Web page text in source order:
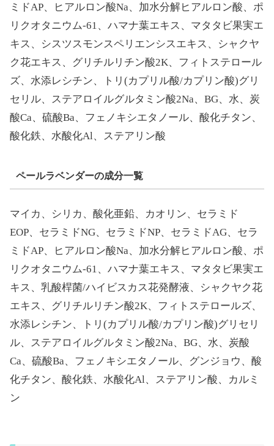
ミドAP、ヒアルロン酸Na、加水分解ヒアルロン酸、ポ
リクオタニウム-61、ハマナ葉エキス、マタタビ果実エ
キス、シスツスモンスペリエンシスエキス、シャクヤ
ク花エキス、グリチルリチン酸2K、フィトステロール
ズ、水添レシチン、トリ(カプリル酸/カプリン酸)グリ
セリル、ステアロイルグルタミン酸2Na、BG、水、炭
酸Ca、硫酸Ba、フェノキシエタノール、酸化チタン、
酸化鉄、水酸化Al、ステアリン酸
ペールラベンダーの成分一覧
マイカ、シリカ、酸化亜鉛、カオリン、セラミド
EOP、セラミドNG、セラミドNP、セラミドAG、セラ
ミドAP、ヒアルロン酸Na、加水分解ヒアルロン酸、ポ
リクオタニウム-61、ハマナ葉エキス、マタタビ果実エ
キス、乳酸桿菌/ハイビスカス花発酵液、シャクヤク花
エキス、グリチルリチン酸2K、フィトステロールズ、
水添レシチン、トリ(カプリル酸/カプリン酸)グリセリ
ル、ステアロイルグルタミン酸2Na、BG、水、炭酸
Ca、硫酸Ba、フェノキシエタノール、グンジョウ、酸
化チタン、酸化鉄、水酸化Al、ステアリン酸、カルミ
ン